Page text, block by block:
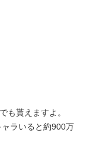
も貰えますよ。
ラいると約900万